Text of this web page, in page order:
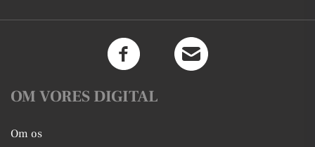
OM VORES DIGITAL
Om os